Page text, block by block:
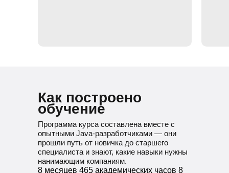
Как построено
обучение
Программа курса составлена вместе с
опытными Java-разработчиками — они
прошли путь от новичка до старшего
специалиста и знают, какие навыки нужны
нанимающим компаниям.
8 месяцев 465 академических часов 8